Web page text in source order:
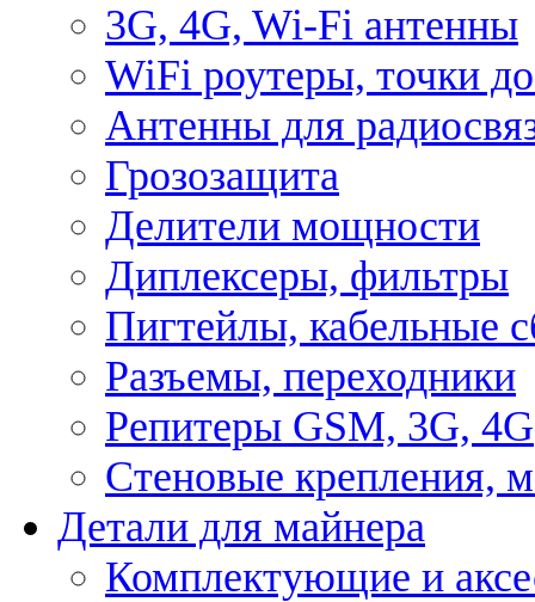
3G, 4G, Wi-Fi антенны
WiFi роутеры, точки
Антенны для
Грозозащита
Делители мощности
Диплексеры, фильтры
Пигтейлы, кабельные
Разъемы, переходники
Репитеры GSM, 3G, 4G
Стеновые крепления,
Детали для майнера
Комплектующие и